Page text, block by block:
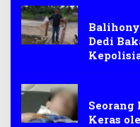
Dedi
Keras